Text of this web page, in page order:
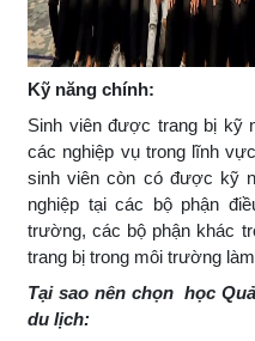
Kỹ năng chính:
Sinh viên được trang bị kỹ
các nghiệp vụ trong lĩnh
sinh viên còn có được kỹ
nghiệp tại các bộ phận
trường, các bộ phận khác
trang bị trong môi trường
Tại sao nên chọn học
du lịch: